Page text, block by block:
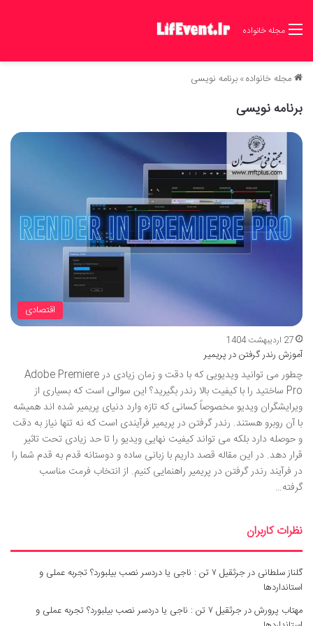
مجله خانواده
مجله خانواده»برنامه نویسی
برنامه نویسی
اقتصادی
27 اردیبهشت 1404
آموزش رندر گرفتن در پریمیر
چطور می توانید ویدیویی که با دقت و زمان زیادی در Adobe Premiere
Pro ساختید را با کیفیت بالا رندر بگیرید؟ این سوالی است که بسیاری از
ویرایشگران ویدیو مخصوصاً کسانی که تازه وارد دنیای پریمیر شده اند همیشه
با آن روبرو هستند. رندر گرفتن در پریمیر فرآیندی است که نه تنها نیاز به دقت
و حوصله دارد بلکه می تواند کیفیت نهایی ویدیو را تا حد زیادی تحت تاثیر
قرار دهد. در این مقاله قصد داریم با زبانی ساده و دوستانه قدم به قدم شما را
در فرآیند رندر گرفتن در پریمیر راهنمایی کنیم. از انتخاب فرمت مناسب
گرفته…
نظرات کاربران
گلناز سلطانی در
جرثقیل ۷ تن : ناجی یا دردسر نصب بیلبورد؟ تجربه عملی و
استانداردها
مهتاب پرورشدر
جرثقیل ۷ تن : ناجی یا دردسر نصب بیلبورد؟ تجربه عملی و